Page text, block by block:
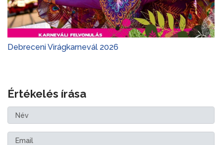
Debreceni Virágkarnevál 2026
Értékelés írása